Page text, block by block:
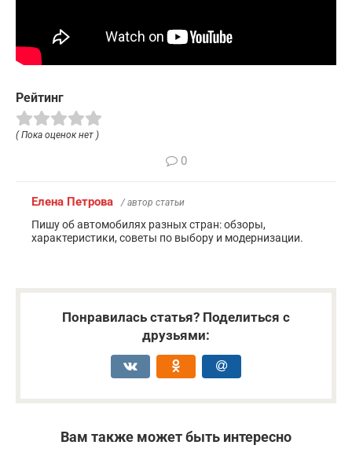
Рейтинг
( Пока оценок нет )
0
Елена Петрова / автор статьи
Пишу об автомобилях разных стран: обзоры,
характеристики, советы по выбору и модернизации.
Понравилась статья? Поделиться с
друзьями:
Вам также может быть интересно